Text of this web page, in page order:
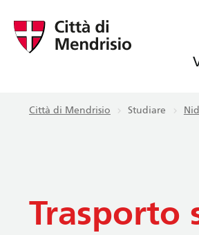
Città di Mendrisio Studiare
Trasporto